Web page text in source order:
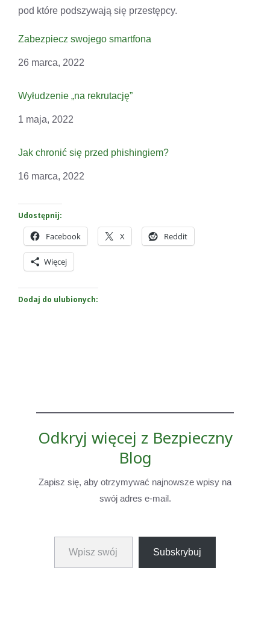
pod które podszywają się przestępcy.
Zabezpiecz swojego smartfona
Data
26 marca, 2022
Wyłudzenie „na rekrutację”
Data
1 maja, 2022
Jak chronić się przed phishingiem?
Data
16 marca, 2022
Udostępnij:
Facebook X Reddit
Więcej
Dodaj do ulubionych:
Odkryj więcej z Bezpieczny
Blog
Zapisz się, aby otrzymywać najnowsze wpisy na
swój adres e-mail.
Wpisz swój adres e-mail…
Subskrybuj